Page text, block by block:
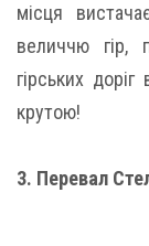
місця
величчю гір,
гірських
крутою!
3. Перевал